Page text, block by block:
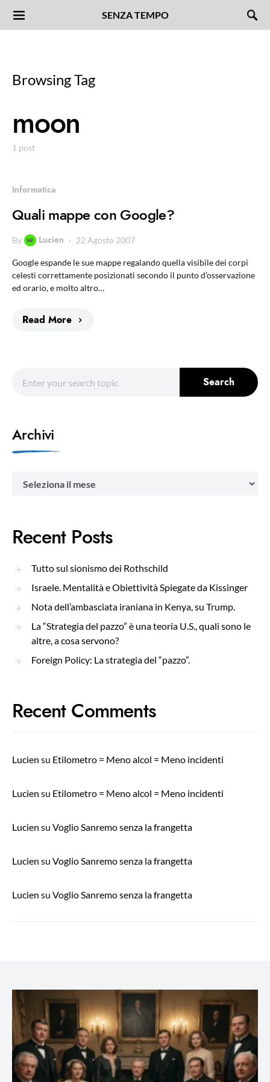
SENZA TEMPO
Browsing Tag
moon
1 post
Informatica
Quali mappe con Google?
By Lucien 22 Agosto 2007
Google espande le sue mappe regalando quella visibile dei corpi
celesti correttamente posizionati secondo il punto d’osservazione
ed orario, e molto altro…
Read More
Search
Archivi
Recent Posts
Tutto sul sionismo dei Rothschild
Israele. Mentalità e Obiettività Spiegate da Kissinger
Nota dell’ambasciata iraniana in Kenya, su Trump.
La “Strategia del pazzo” è una teoria U.S., quali sono le
altre, a cosa servono?
Foreign Policy: La strategia del “pazzo”.
Recent Comments
Lucien su Etilometro = Meno alcol = Meno incidenti
Lucien su Etilometro = Meno alcol = Meno incidenti
Lucien su Voglio Sanremo senza la frangetta
Lucien su Voglio Sanremo senza la frangetta
Lucien su Voglio Sanremo senza la frangetta